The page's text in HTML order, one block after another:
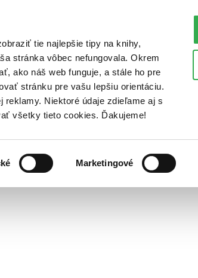
tie najlepšie tipy na knihy,
stránka vôbec nefungovala. Okrem
ako náš web funguje, a stále ho pre
stránku pre vašu lepšiu orientáciu.
reklamy. Niektoré údaje zdieľame aj s
všetky tieto cookies. Ďakujeme!
Marketingové